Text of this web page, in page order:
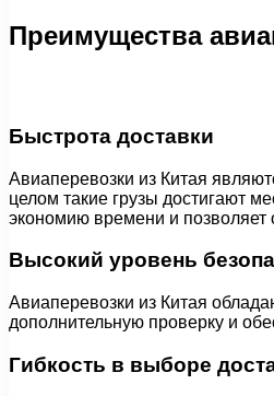
Преимущества
Быстрота доставки
Авиаперевозки из Китая
целом такие грузы достигают
экономию времени и позволяет
Высокий уровень
Авиаперевозки из Китая
дополнительную проверку и
Гибкость в выборе